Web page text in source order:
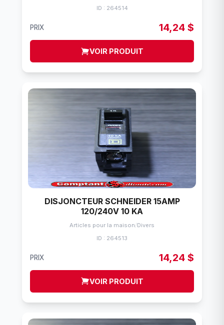
ID : 264514
PRIX 14,24 $
VOIR PRODUIT
DISJONCTEUR SCHNEIDER 15AMP
120/240V 10 KA
Articles pour la maison/Divers
ID : 264513
PRIX 14,24 $
VOIR PRODUIT